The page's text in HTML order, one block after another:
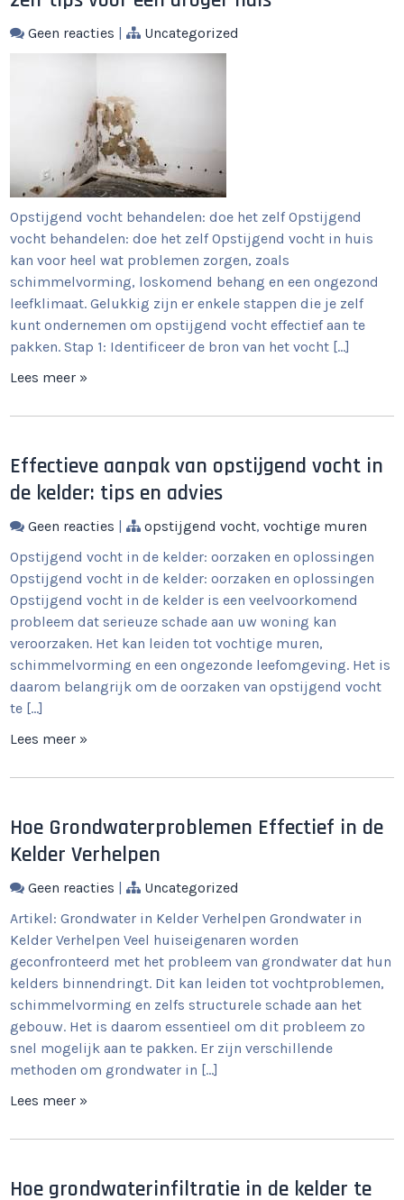
Geen reacties | Uncategorized
Opstijgend vocht behandelen: doe het zelf Opstijgend
vocht behandelen: doe het zelf Opstijgend vocht in huis
kan voor heel wat problemen zorgen, zoals
schimmelvorming, loskomend behang en een ongezond
leefklimaat. Gelukkig zijn er enkele stappen die je zelf
kunt ondernemen om opstijgend vocht effectief aan te
pakken. Stap 1: Identificeer de bron van het vocht […]
Lees meer »
Effectieve aanpak van opstijgend vocht in
de kelder: tips en advies
Geen reacties | opstijgend vocht,vochtige muren
Opstijgend vocht in de kelder: oorzaken en oplossingen
Opstijgend vocht in de kelder: oorzaken en oplossingen
Opstijgend vocht in de kelder is een veelvoorkomend
probleem dat serieuze schade aan uw woning kan
veroorzaken. Het kan leiden tot vochtige muren,
schimmelvorming en een ongezonde leefomgeving. Het is
daarom belangrijk om de oorzaken van opstijgend vocht
te […]
Lees meer »
Hoe Grondwaterproblemen Effectief in de
Kelder Verhelpen
Geen reacties |
Uncategorized
Artikel: Grondwater in Kelder Verhelpen Grondwater in
Kelder Verhelpen Veel huiseigenaren worden
geconfronteerd met het probleem van grondwater dat hun
kelders binnendringt. Dit kan leiden tot vochtproblemen,
schimmelvorming en zelfs structurele schade aan het
gebouw. Het is daarom essentieel om dit probleem zo
snel mogelijk aan te pakken. Er zijn verschillende
methoden om grondwater in […]
Lees meer »
Hoe grondwaterinfiltratie in de kelder te